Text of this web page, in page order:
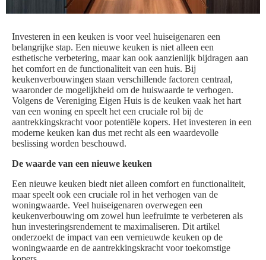
Investeren in een keuken is voor veel huiseigenaren een
belangrijke stap. Een nieuwe keuken is niet alleen een
esthetische verbetering, maar kan ook aanzienlijk bijdragen aan
het comfort en de functionaliteit van een huis. Bij
keukenverbouwingen staan verschillende factoren centraal,
waaronder de mogelijkheid om de huiswaarde te verhogen.
Volgens de Vereniging Eigen Huis is de keuken vaak het hart
van een woning en speelt het een cruciale rol bij de
aantrekkingskracht voor potentiële kopers. Het investeren in een
moderne keuken kan dus met recht als een waardevolle
beslissing worden beschouwd.
De waarde van een nieuwe keuken
Een nieuwe keuken biedt niet alleen comfort en functionaliteit,
maar speelt ook een cruciale rol in het verhogen van de
woningwaarde. Veel huiseigenaren overwegen een
keukenverbouwing om zowel hun leefruimte te verbeteren als
hun investeringsrendement te maximaliseren. Dit artikel
onderzoekt de impact van een vernieuwde keuken op de
woningwaarde en de aantrekkingskracht voor toekomstige